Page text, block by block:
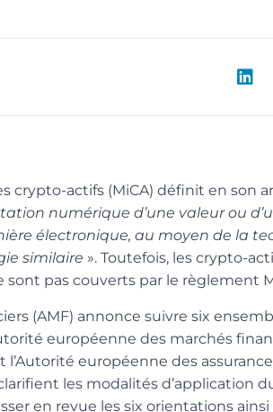
crypto-actifs (MiCA) définit en son
numérique d’une valeur ou
électronique, au moyen de la
similaire ». Toutefois, les crypto-
pas couverts par le règlement
(AMF) annonce suivre six
européenne des marchés
l’Autorité européenne des
les modalités d’application
en revue les six orientations